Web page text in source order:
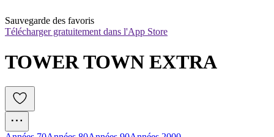
Sauvegarde des favoris
Télécharger gratuitement dans l'App Store
TOWER TOWN EXTRA